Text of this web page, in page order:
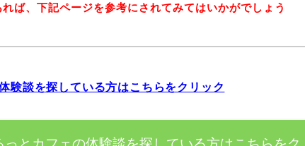
れば、下記ページを参考にされてみてはいかがでしょう
験談を探している方はこちらをクリック